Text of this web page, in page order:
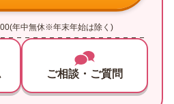
年中無休※年末年始は除く)
ご相談・ご質問